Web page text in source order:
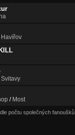
Havířov
Svitavy
/ Most
počtu společných fanoušků.